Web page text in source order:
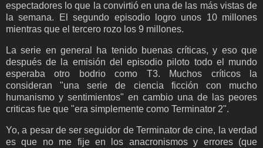
espectadores lo que la convirtió en una de las más vistas de
la semana. El segundo episodio logro unos 10 millones
mientras que el tercero rozo los 9 millones.
La serie en general ha tenido buenas críticas, y eso que
después de la emisión del episodio piloto todo el mundo
esperaba otro bodrio como T3. Muchos críticos la
consideran "una serie de ciencia ficción con mucho
humanismo y sentimientos" en cambio una de las peores
criticas fue que "era simplemente como Terminator 2".
Yo, a pesar de ser seguidor de Terminator de cine, la verdad
es que no me fije en los anacronismos y errores (que